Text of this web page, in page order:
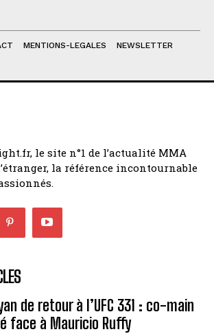
MENTIONS-LEGALES
NEWSLETTER
le site n°1 de l’actualité MMA
la référence incontournable
de retour à l’UFC 331 : co-main
face à Mauricio Ruffy